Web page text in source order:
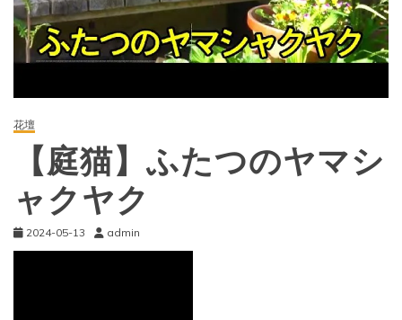
花壇
【庭猫】ふたつのヤマシ
ャクヤク
2024-05-13 admin